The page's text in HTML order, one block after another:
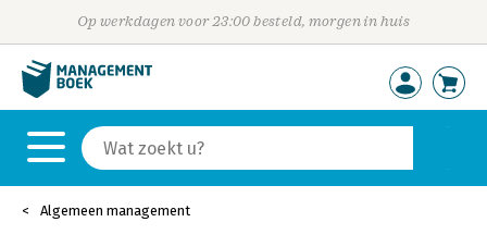
Op werkdagen voor 23:00 besteld, morgen in huis
Algemeen management